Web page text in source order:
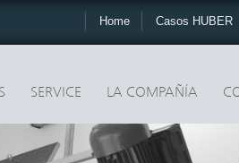
Home Casos HUBER
SERVICE LA COMPAÑÍA